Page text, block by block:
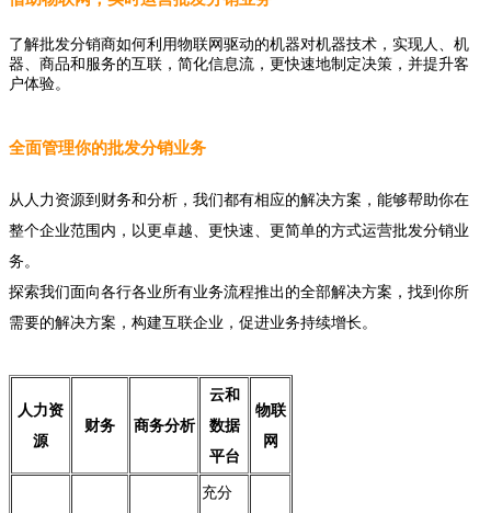
了解批发分销商如何利用物联网驱动的机器对机器技术，实现人、机
器、商品和服务的互联，简化信息流，更快速地制定决策，并提升客
户体验。
全面管理你的批发分销业务
从人力资源到财务和分析，我们都有相应的解决方案，能够帮助你在
整个企业范围内，以更卓越、更快速、更简单的方式运营批发分销业
务。
探索我们面向各行各业所有业务流程推出的全部解决方案，找到你所
需要的解决方案，构建互联企业，促进业务持续增长。
人力资
源
财务 商务分析
云和
数据
平台
物联
网
充分